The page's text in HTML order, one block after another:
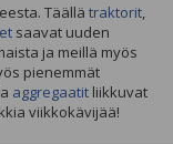
Täällä traktorit,
saavat uuden
ja meillä myös
pienemmät
aggregaatit liikkuvat
viikkokävijää!